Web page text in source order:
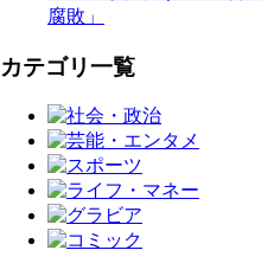
腐敗」
カテゴリ一覧